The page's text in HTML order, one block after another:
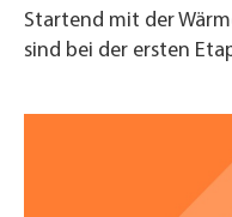
Startend mit der
sind bei der ersten